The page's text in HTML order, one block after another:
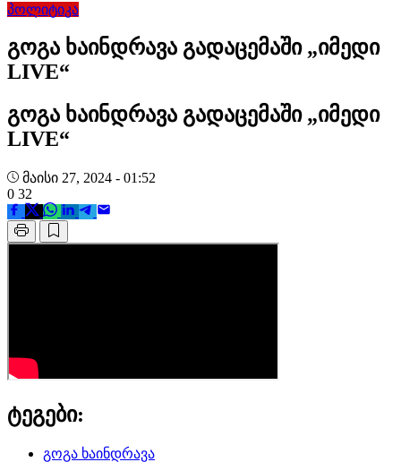
პოლიტიკა
გოგა ხაინდრავა გადაცემაში „იმედი
LIVE“
გოგა ხაინდრავა გადაცემაში „იმედი
LIVE“
მაისი 27, 2024 - 01:52
0 32
ტეგები:
გოგა ხაინდრავა